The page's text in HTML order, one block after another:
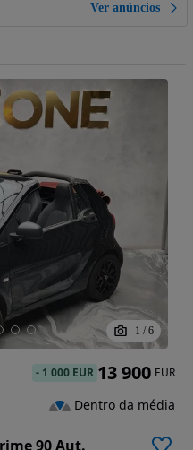
Ver anúncios
1 / 6
90 Aut.
- 1 000 EUR 13 900 EUR
Dentro da média